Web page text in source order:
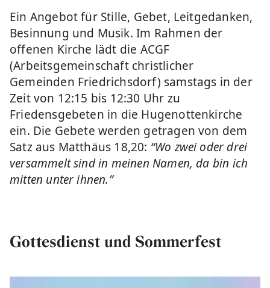
Ein Angebot für Stille, Gebet, Leitgedanken,
Besinnung und Musik. Im Rahmen der
offenen Kirche lädt die ACGF
(Arbeitsgemeinschaft christlicher
Gemeinden Friedrichsdorf) samstags in der
Zeit von 12:15 bis 12:30 Uhr zu
Friedensgebeten in die Hugenottenkirche
ein. Die Gebete werden getragen von dem
Satz aus Matthäus 18,20: “Wo zwei oder drei
versammelt sind in meinen Namen, da bin ich
mitten unter ihnen.”
Gottesdienst und Sommerfest